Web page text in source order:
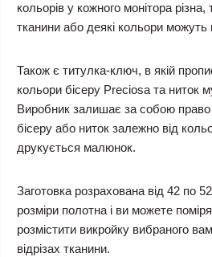
кольорів у кожного монітора різна,
тканини або деякі кольори можуть
Також є титулка-ключ, в якій
кольори бісеру Preciosa та ниток
Виробник залишає за собою право
бісеру або ниток залежно від
друкується малюнок.
Заготовка розрахована від 42 по
розміри полотна і ви можете
розмістити викройку вибраного
відрізах тканини.